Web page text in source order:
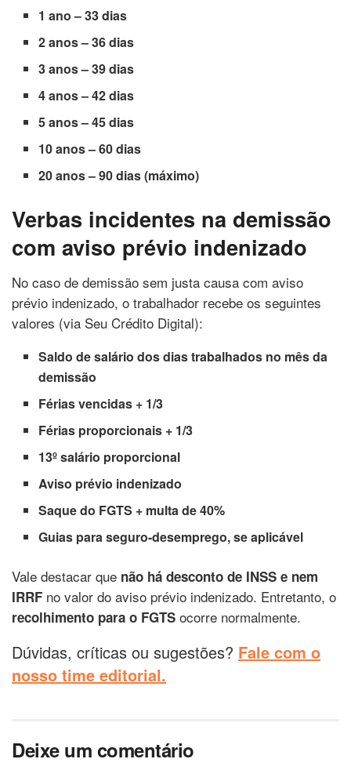
1 ano – 33 dias
2 anos – 36 dias
3 anos – 39 dias
4 anos – 42 dias
5 anos – 45 dias
10 anos – 60 dias
20 anos – 90 dias (máximo)
Verbas incidentes na demissão
com aviso prévio indenizado
No caso de demissão sem justa causa com aviso
prévio indenizado, o trabalhador recebe os seguintes
valores (via Seu Crédito Digital):
Saldo de salário dos dias trabalhados no mês da
demissão
Férias vencidas + 1/3
Férias proporcionais + 1/3
13º salário proporcional
Aviso prévio indenizado
Saque do FGTS + multa de 40%
Guias para seguro-desemprego, se aplicável
Vale destacar que não há desconto de INSS e nem
IRRF no valor do aviso prévio indenizado. Entretanto, o
recolhimento para o FGTS ocorre normalmente.
Dúvidas, críticas ou sugestões? Fale com o
nosso time editorial.
Deixe um comentário